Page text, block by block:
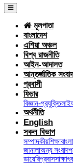
মূলপাতা
বাংলাদেশ
এশিয়া অঞ্চল
বিশ্ব রাজনীতি
আইন-আদালত
আন্তর্জাতিক সংবাদ
প্রবাসী
ফিচার
বিজ্ঞান-প্রযুক্তি
অর্থনীতি
English
সকল বিভাগ
সম্পাদকীয়শিক্ষা
জানালাঅন্য
ডায়েরিপ্রবাস